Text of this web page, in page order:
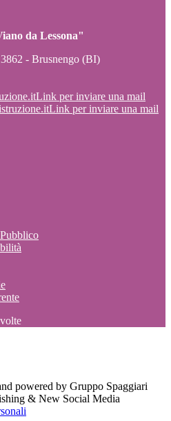
da Lessona"
- Brusnengo (BI)
Link per inviare una mail
Link per inviare una mail
volte
powered by Gruppo Spaggiari
& New Social Media